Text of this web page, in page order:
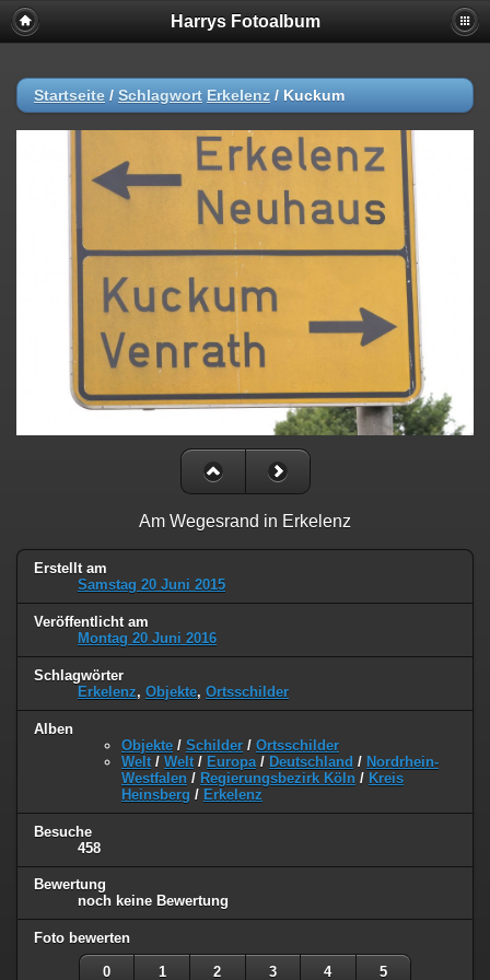
Harrys Fotoalbum
Startseite / Schlagwort Erkelenz / Kuckum
Am Wegesrand in Erkelenz
Erstellt am
Samstag 20 Juni 2015
Veröffentlicht am
Montag 20 Juni 2016
Schlagwörter
Erkelenz, Objekte, Ortsschilder
Alben
Objekte / Schilder / Ortsschilder
Welt / Welt / Europa / Deutschland / Nordrhein-
Westfalen / Regierungsbezirk Köln / Kreis
Heinsberg / Erkelenz
Besuche
458
Bewertung
noch keine Bewertung
Foto bewerten
0 1 2 3 4 5